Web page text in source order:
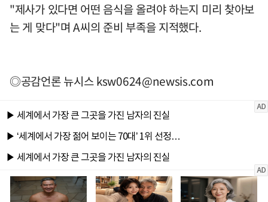
"제사가 있다면 어떤 음식을 올려야 하는지 미리 찾아보
는 게 맞다"며 A씨의 준비 부족을 지적했다.
◎공감언론 뉴시스ksw0624@newsis.com